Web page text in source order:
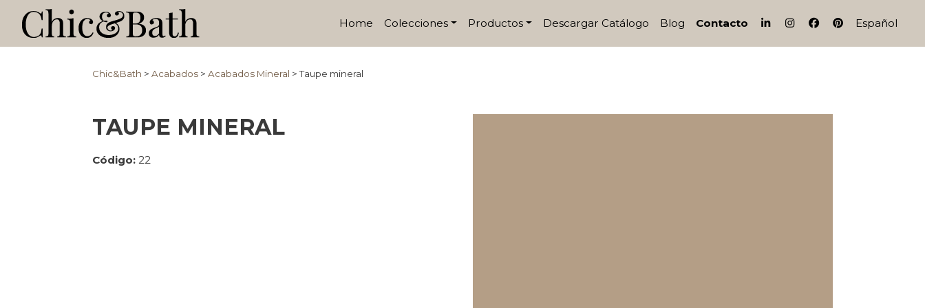
Home Colecciones Productos Descargar Catálogo Blog Contacto FB Español
Chic&Bath > Acabados > Acabados Mineral >Taupe mineral
TAUPE MINERAL
Código: 22